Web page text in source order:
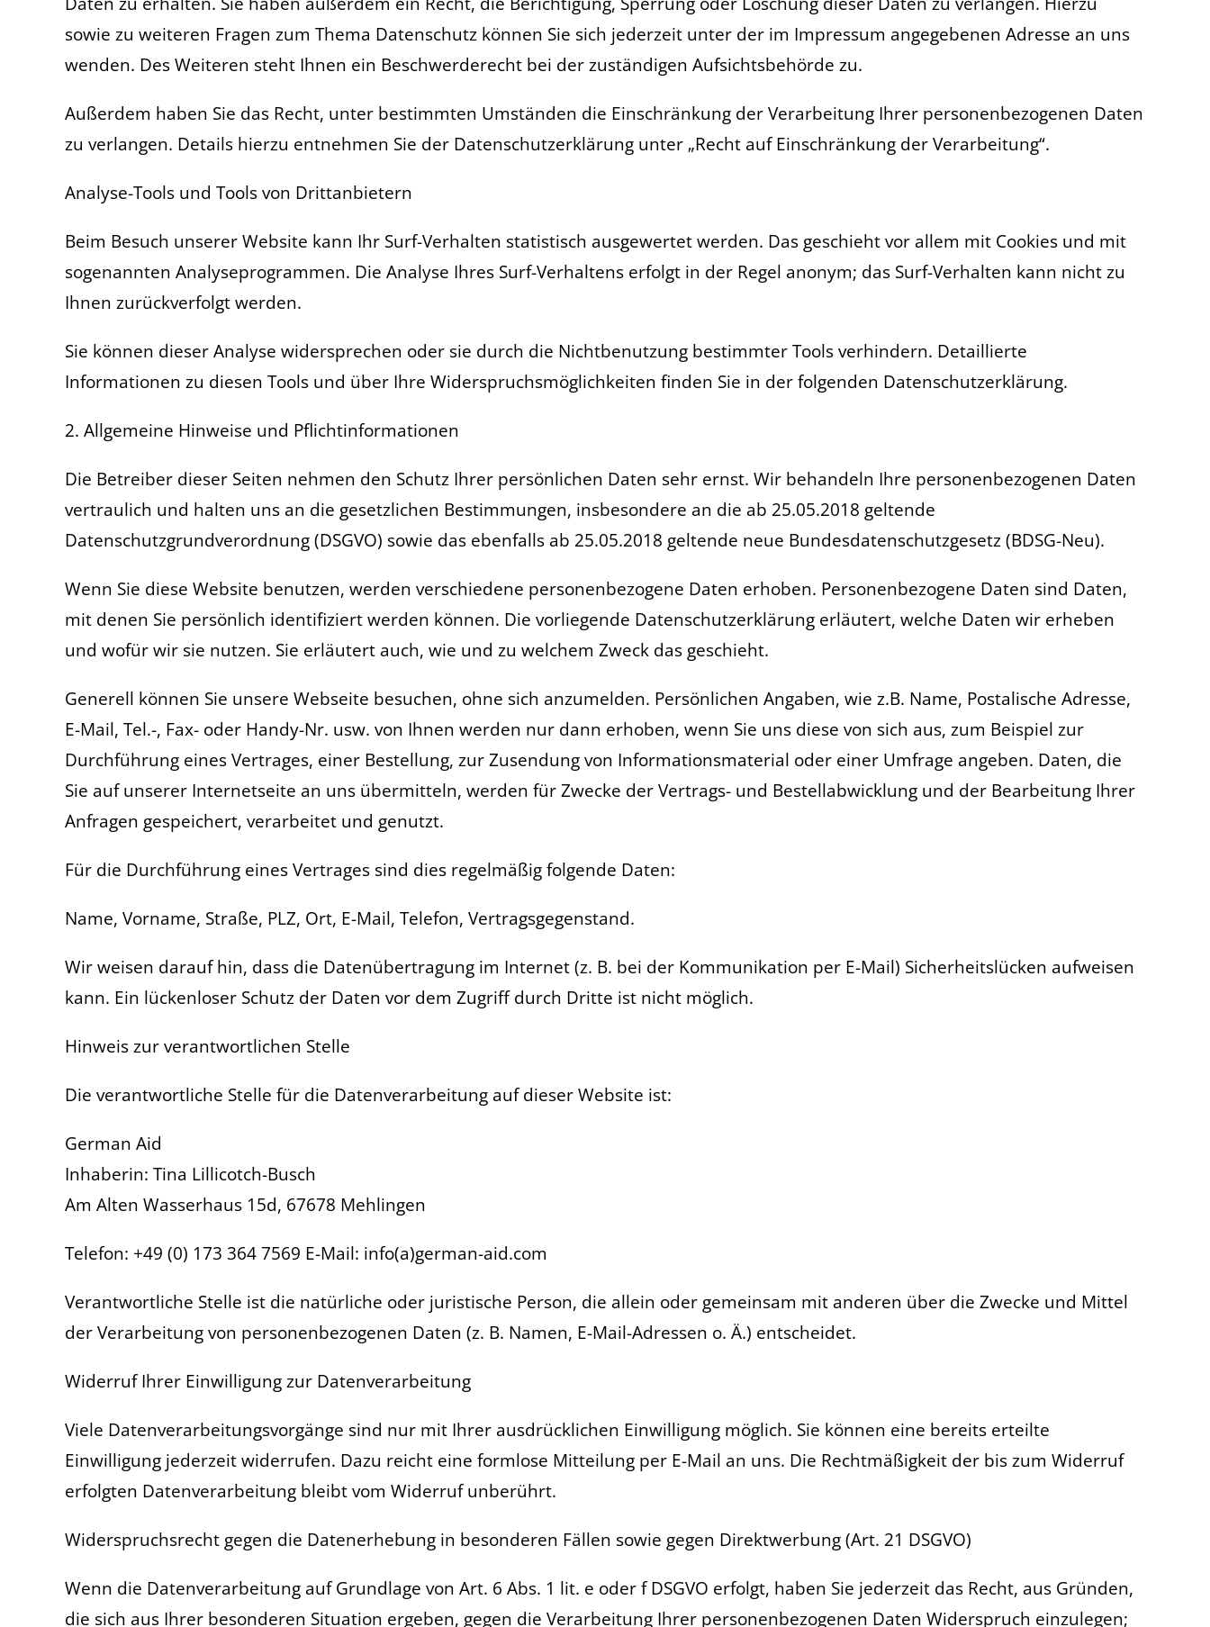
sowie zu weiteren Fragen zum Thema Datenschutz können Sie sich jederzeit unter der im Impressum angegebenen Adresse an uns
wenden. Des Weiteren steht Ihnen ein Beschwerderecht bei der zuständigen Aufsichtsbehörde zu.
Außerdem haben Sie das Recht, unter bestimmten Umständen die Einschränkung der Verarbeitung Ihrer personenbezogenen Daten
zu verlangen. Details hierzu entnehmen Sie der Datenschutzerklärung unter „Recht auf Einschränkung der Verarbeitung“.
Analyse-Tools und Tools von Drittanbietern
Beim Besuch unserer Website kann Ihr Surf-Verhalten statistisch ausgewertet werden. Das geschieht vor allem mit Cookies und mit
sogenannten Analyseprogrammen. Die Analyse Ihres Surf-Verhaltens erfolgt in der Regel anonym; das Surf-Verhalten kann nicht zu
Ihnen zurückverfolgt werden.
Sie können dieser Analyse widersprechen oder sie durch die Nichtbenutzung bestimmter Tools verhindern. Detaillierte
Informationen zu diesen Tools und über Ihre Widerspruchsmöglichkeiten finden Sie in der folgenden Datenschutzerklärung.
2. Allgemeine Hinweise und Pflichtinformationen
Die Betreiber dieser Seiten nehmen den Schutz Ihrer persönlichen Daten sehr ernst. Wir behandeln Ihre personenbezogenen Daten
vertraulich und halten uns an die gesetzlichen Bestimmungen, insbesondere an die ab 25.05.2018 geltende
Datenschutzgrundverordnung (DSGVO) sowie das ebenfalls ab 25.05.2018 geltende neue Bundesdatenschutzgesetz (BDSG-Neu).
Wenn Sie diese Website benutzen, werden verschiedene personenbezogene Daten erhoben. Personenbezogene Daten sind Daten,
mit denen Sie persönlich identifiziert werden können. Die vorliegende Datenschutzerklärung erläutert, welche Daten wir erheben
und wofür wir sie nutzen. Sie erläutert auch, wie und zu welchem Zweck das geschieht.
Generell können Sie unsere Webseite besuchen, ohne sich anzumelden. Persönlichen Angaben, wie z.B. Name, Postalische Adresse,
E-Mail, Tel.-, Fax- oder Handy-Nr. usw. von Ihnen werden nur dann erhoben, wenn Sie uns diese von sich aus, zum Beispiel zur
Durchführung eines Vertrages, einer Bestellung, zur Zusendung von Informationsmaterial oder einer Umfrage angeben. Daten, die
Sie auf unserer Internetseite an uns übermitteln, werden für Zwecke der Vertrags- und Bestellabwicklung und der Bearbeitung Ihrer
Anfragen gespeichert, verarbeitet und genutzt.
Für die Durchführung eines Vertrages sind dies regelmäßig folgende Daten:
Name, Vorname, Straße, PLZ, Ort, E-Mail, Telefon, Vertragsgegenstand.
Wir weisen darauf hin, dass die Datenübertragung im Internet (z. B. bei der Kommunikation per E-Mail) Sicherheitslücken aufweisen
kann. Ein lückenloser Schutz der Daten vor dem Zugriff durch Dritte ist nicht möglich.
Hinweis zur verantwortlichen Stelle
Die verantwortliche Stelle für die Datenverarbeitung auf dieser Website ist:
German Aid
Inhaberin: Tina Lillicotch-Busch
Am Alten Wasserhaus 15d, 67678 Mehlingen
Telefon: +49 (0) 173 364 7569 E-Mail: info(a)german-aid.com
Verantwortliche Stelle ist die natürliche oder juristische Person, die allein oder gemeinsam mit anderen über die Zwecke und Mittel
der Verarbeitung von personenbezogenen Daten (z. B. Namen, E-Mail-Adressen o. Ä.) entscheidet.
Widerruf Ihrer Einwilligung zur Datenverarbeitung
Viele Datenverarbeitungsvorgänge sind nur mit Ihrer ausdrücklichen Einwilligung möglich. Sie können eine bereits erteilte
Einwilligung jederzeit widerrufen. Dazu reicht eine formlose Mitteilung per E-Mail an uns. Die Rechtmäßigkeit der bis zum Widerruf
erfolgten Datenverarbeitung bleibt vom Widerruf unberührt.
Widerspruchsrecht gegen die Datenerhebung in besonderen Fällen sowie gegen Direktwerbung (Art. 21 DSGVO)
Wenn die Datenverarbeitung auf Grundlage von Art. 6 Abs. 1 lit. e oder f DSGVO erfolgt, haben Sie jederzeit das Recht, aus Gründen,
die sich aus Ihrer besonderen Situation ergeben, gegen die Verarbeitung Ihrer personenbezogenen Daten Widerspruch einzulegen;